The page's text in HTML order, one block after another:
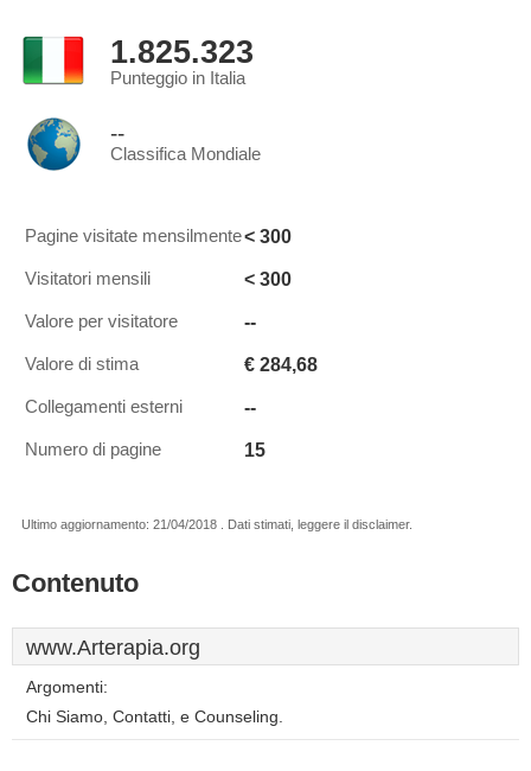
1.825.323
Punteggio in Italia
--
Classifica Mondiale
Pagine visitate mensilmente< 300
Visitatori mensili < 300
Valore per visitatore --
Valore di stima € 284,68
Collegamenti esterni --
Numero di pagine 15
Ultimo aggiornamento: 21/04/2018 . Dati stimati, leggere il disclaimer.
Contenuto
www.Arterapia.org
Argomenti:
Chi Siamo, Contatti, e Counseling.